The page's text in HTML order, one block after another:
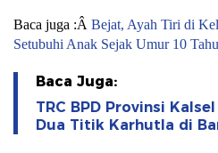
Baca juga :Â Bejat, Ayah Tiri di
Setubuhi Anak Sejak Umur 10
Baca Juga:
TRC BPD Provinsi
Dua Titik Karhutla di